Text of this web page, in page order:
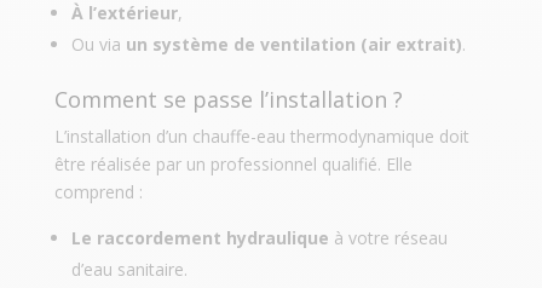
À l’extérieur,
Ou via un système de ventilation (air extrait).
Comment se passe l’installation ?
L’installation d’un chauffe-eau thermodynamique doit
être réalisée par un professionnel qualifié. Elle
comprend :
Le raccordement hydraulique à votre réseau
d’eau sanitaire.